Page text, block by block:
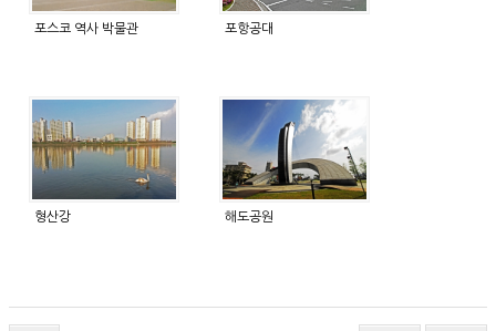
포스코 역사 박물관 포항공대
형산강 해도공원